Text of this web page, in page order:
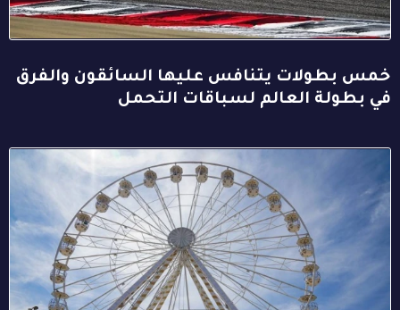
خمس بطولات يتنافس عليها السائقون والفرق
في بطولة العالم لسباقات التحمل